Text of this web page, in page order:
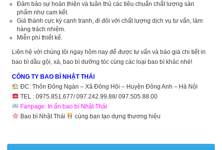
Đảm bảo sự hoàn thiện và tuân thủ các tiêu chuẩn chất lượng sản
phẩm như cam kết.
Giá thành cực kỳ cạnh tranh, đi đôi với chất lượng dịch vụ tư vấn, làm
hàng trách nhiệm.
Miễn phí thiết kế.
Liên hệ với chúng tôi ngay hôm nay để được tư vấn và báo giá chi tiết in
bao bì dầu gội, xả, bao bì dưỡng tóc cùng các loại bao bì khác nhé!
CÔNG TY BAO BÌ NHẬT THÁI
ĐC: Thôn Đông Ngàn – Xã Đông Hội – Huyện Đông Anh – Hà Nội
TEL : 0975.851.677/ 097.242.99.88/ 097.505.88.00
Fanpage: In ấn bao bì Nhật Thái
Bao bì Nhật Thái
cùng bạn tạo dựng thương hiệu